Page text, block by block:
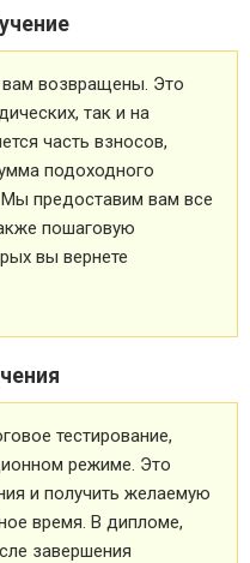
вам возвращены. Это
так и на
часть взносов,
подоходного
Мы предоставим вам все
пошаговую
вы вернете
тестирование,
режиме. Это
и получить желаемую
время. В дипломе,
завершения